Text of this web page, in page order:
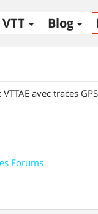
Blog
avec traces
Forums